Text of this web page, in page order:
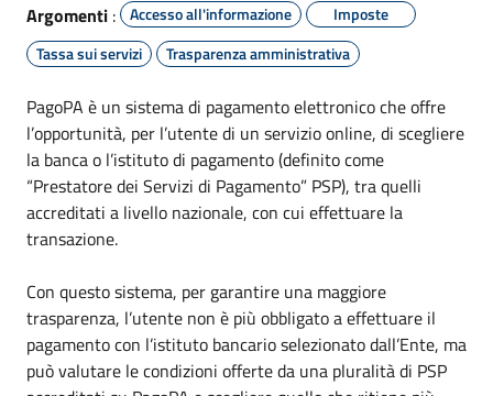
Argomenti : Accesso all'informazione
Imposte
Tassa sui servizi
Trasparenza amministrativa
PagoPA è un sistema di pagamento elettronico che offre
l’opportunità, per l’utente di un servizio online, di scegliere
la banca o l’istituto di pagamento (definito come
“Prestatore dei Servizi di Pagamento” PSP), tra quelli
accreditati a livello nazionale, con cui effettuare la
transazione.
Con questo sistema, per garantire una maggiore
trasparenza, l’utente non è più obbligato a effettuare il
pagamento con l’istituto bancario selezionato dall’Ente, ma
può valutare le condizioni offerte da una pluralità di PSP